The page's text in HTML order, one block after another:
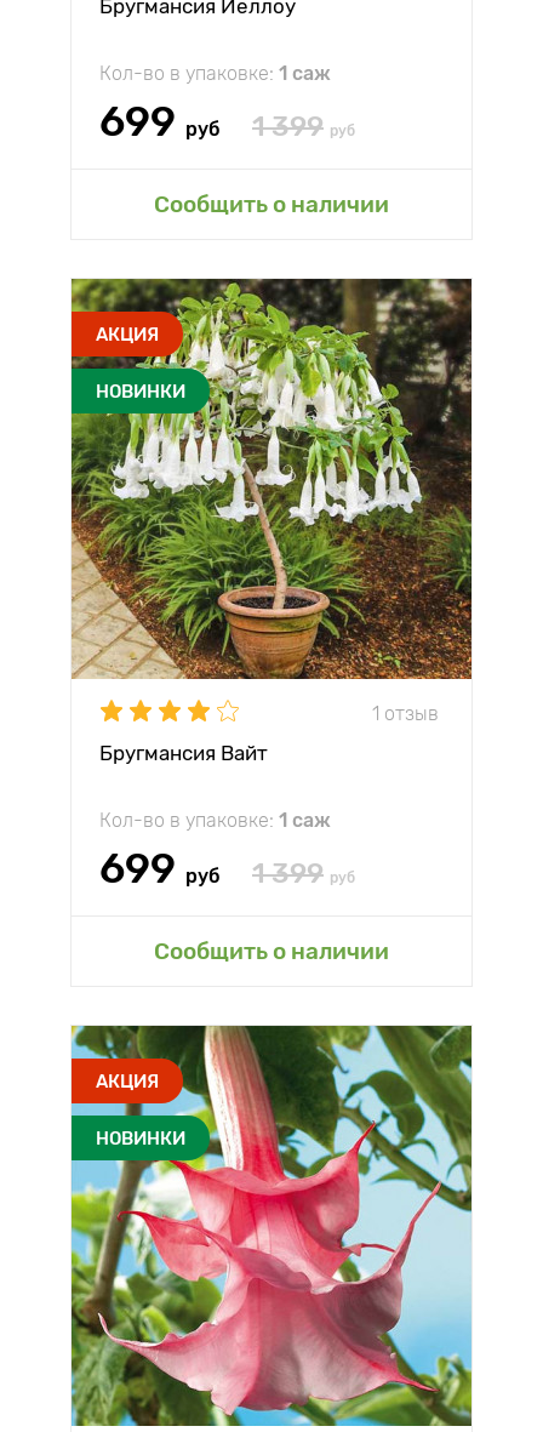
Бругмансия Йеллоу
Кол-во в упаковке: 1 саж
699 руб 1 399 руб
Сообщить о наличии
АКЦИЯ
НОВИНКИ
1 отзыв
Бругмансия Вайт
Кол-во в упаковке: 1 саж
699 руб 1 399 руб
Сообщить о наличии
АКЦИЯ
НОВИНКИ